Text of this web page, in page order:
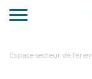
Aller
au
principal
You
Espace secteur de